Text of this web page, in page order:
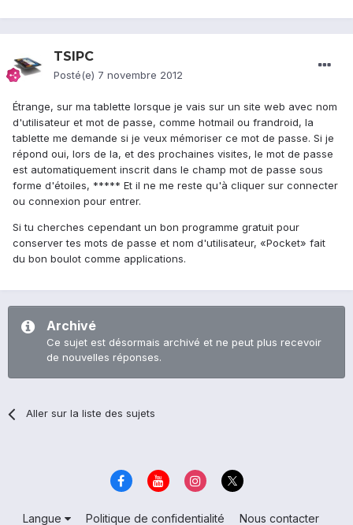
TSIPC
Posté(e) 7 novembre 2012
Étrange, sur ma tablette lorsque je vais sur un site web avec nom
d'utilisateur et mot de passe, comme hotmail ou frandroid, la
tablette me demande si je veux mémoriser ce mot de passe. Si je
répond oui, lors de la, et des prochaines visites, le mot de passe
est automatiquement inscrit dans le champ mot de passe sous
forme d'étoiles, ***** Et il ne me reste qu'à cliquer sur connecter
ou connexion pour entrer.
Si tu cherches cependant un bon programme gratuit pour
conserver tes mots de passe et nom d'utilisateur, «Pocket» fait
du bon boulot comme applications.
Archivé
Ce sujet est désormais archivé et ne peut plus recevoir
de nouvelles réponses.
Aller sur la liste des sujets
Langue Politique de confidentialité Nous contacter